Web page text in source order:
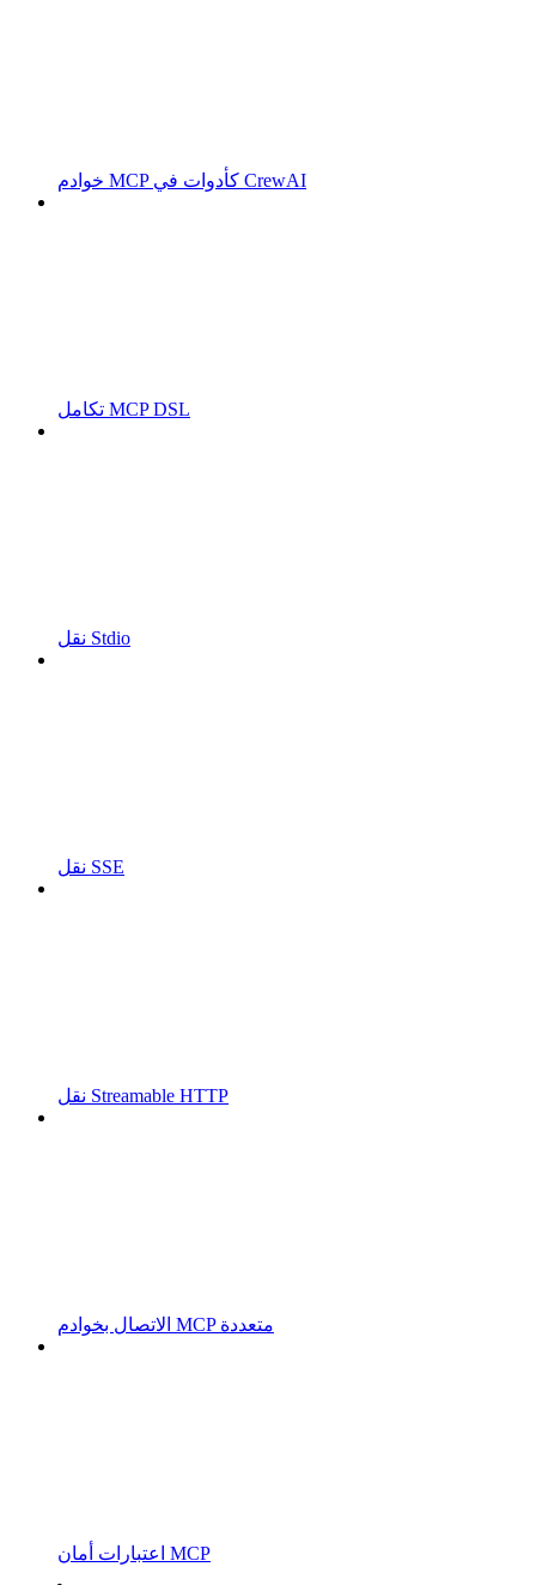
خوادم MCP كأدوات في CrewAI
تكامل MCP DSL
نقل Stdio
نقل SSE
نقل Streamable HTTP
الاتصال بخوادم MCP متعددة
اعتبارات أمان MCP